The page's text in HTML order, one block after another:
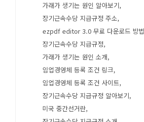
가래가 생기는 원인 알아보기
장기근속수당 지급규정 주소
ezpdf editor 3.0 무료 다운로드 방법
장기근속수당 지급규정
가래가 생기는 원인 소개
임업경영체 등록 조건 링크
임업경영체 등록 조건 사이트
장기근속수당 지급규정 알아보기
미국 중간선거란